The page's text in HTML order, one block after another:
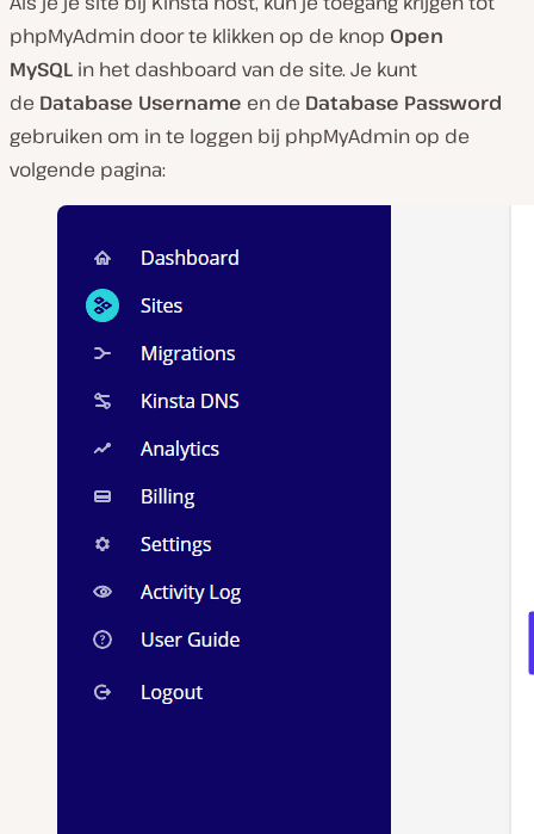
phpMyAdmin door te klikken op de knop Open
MySQL in het dashboard van de site. Je kunt
de Database Username en de Database Password
gebruiken om in te loggen bij phpMyAdmin op de
volgende pagina: